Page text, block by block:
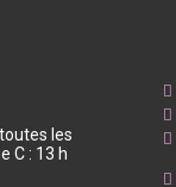
les
C : 13 h